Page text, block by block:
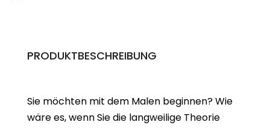
PRODUKTBESCHREIBUNG
Sie möchten mit dem Malen beginnen? Wie
wäre es, wenn Sie die langweilige Theorie